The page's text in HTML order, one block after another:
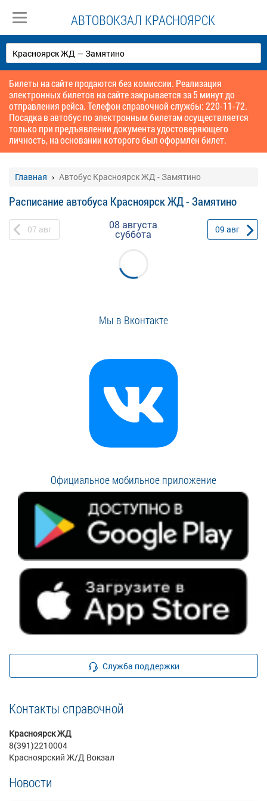
АВТОВОКЗАЛ КРАСНОЯРСК
Билеты на сайте продаются без комиссии. Реализация
электронных билетов на сайте закрывается за 5 минут до
отправления рейса. Телефон справочной службы: 220-11-72.
Посадка в автобус по электронным билетам осуществляется
только при предъявлении документа удостоверяющего
личность, на основании которого был оформлен билет.
Главная Автобус Красноярск ЖД - Замятино
Расписание автобуса Красноярск ЖД - Замятино
07 авг 08 августа
суббота 09 авг
Мы в Вконтакте
Официальное мобильное приложение
Служба поддержки
Контакты справочной
Красноярск ЖД
8(391)2210004
Красноярский Ж/Д Вокзал
Новости